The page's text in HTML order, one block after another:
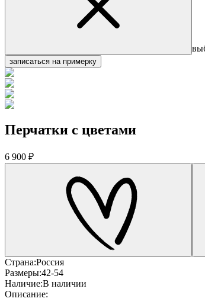
записаться на примерку
Перчатки с цветами
6 900 ₽
Страна:Россия
Размеры:42-54
Наличие:В наличии
Описание: